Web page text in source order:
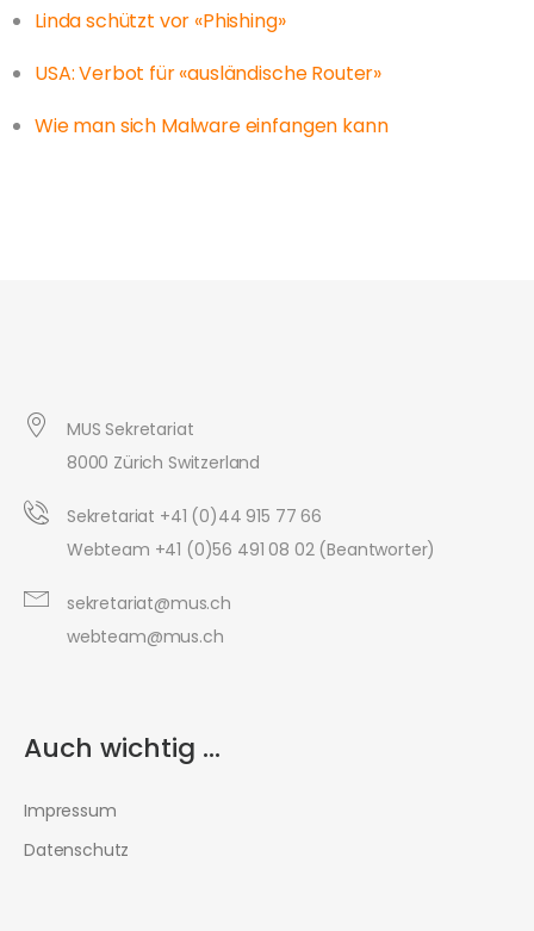
Linda schützt vor «Phishing»
USA: Verbot für «ausländische Router»
Wie man sich Malware einfangen kann
MUS Sekretariat
8000 Zürich Switzerland
Sekretariat +41 (0)44 915 77 66
Webteam +41 (0)56 491 08 02 (Beantworter)
sekretariat@mus.ch
webteam@mus.ch
Auch wichtig ...
Impressum
Datenschutz